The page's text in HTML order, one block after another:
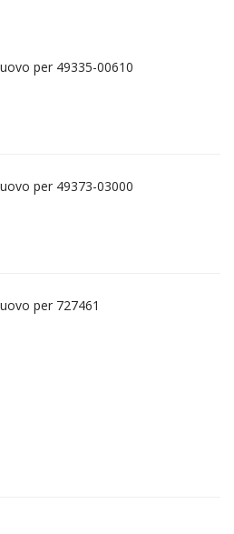
per 49335-00610
per 49373-03000
per 727461